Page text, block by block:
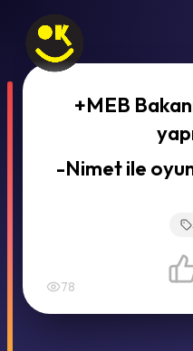
+MEB
-Nimet ile
78